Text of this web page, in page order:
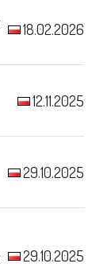
18.02.2026
12.11.2025
29.10.2025
29.10.2025